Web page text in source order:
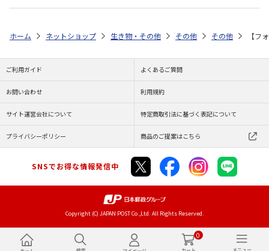
0
ホーム ネットショップ 生き物・その他 その他 その他 【フ
ご利用ガイド よくあるご質問
お問い合わせ 利用規約
サイト運営会社について 特定商取引法に基づく表記について
プライバシーポリシー 商品のご提案はこちら
SNSでお得な情報発信中
Copyright (C) JAPAN POST Co.,Ltd. All Rights Reserved.